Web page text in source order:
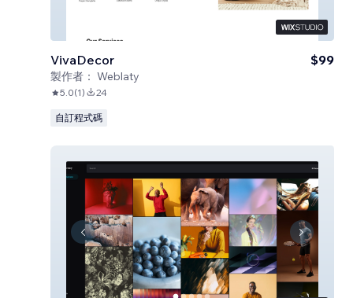
VivaDecor
製作者： Weblaty
$99
5.0(1) 24
自訂程式碼